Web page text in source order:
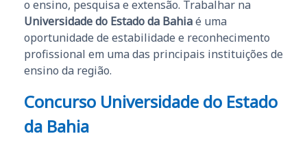
o ensino, pesquisa e extensão. Trabalhar na
Universidade do Estado da Bahiaé uma
oportunidade de estabilidade e reconhecimento
profissional em uma das principais instituições de
ensino da região.
Concurso Universidade do Estado
da Bahia